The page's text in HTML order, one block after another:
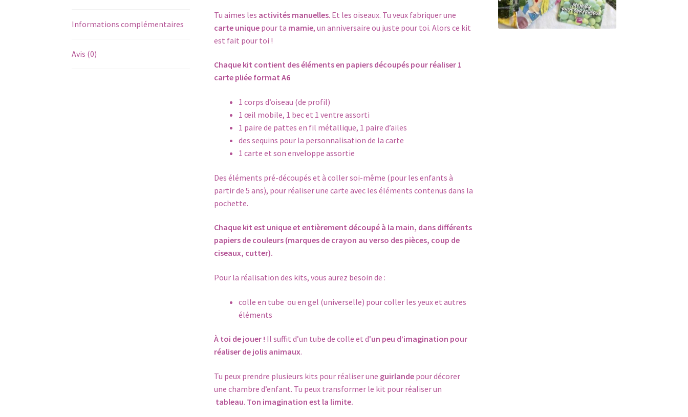
papiers
pré-
découpés
Informations complémentaires
Avis (0)
Tu aimes les activités manuelles. Et les oiseaux. Tu veux fabriquer une
carte uniquepour ta mamie, un anniversaire ou juste pour toi. Alors ce kit
est fait pour toi !
Chaque kit contient des éléments en papiers découpés pour réaliser 1
carte pliéeformat A6
1 corps d’oiseau (de profil)
1 œil mobile, 1 bec et 1 ventre assorti
1 paire de pattes en fil métallique, 1 paire d’ailes
des sequins pour la personnalisation de la carte
1 carte et son enveloppe assortie
Des éléments pré-découpés et à coller soi-même (pour les enfants à
partir de 5 ans), pour réaliser une carte avec les éléments contenus dans la
pochette.
Chaque kit est unique et entièrement découpé à la main, dans différents
papiers de couleurs (marques de crayon au verso des pièces, coup de
ciseaux, cutter).
Pour la réalisation des kits, vous aurez besoin de :
colle en tube ou en gel (universelle) pour coller les yeux et autres
éléments
À toi de jouer ! Il suffit d’un tube de colle et d’un peu d’imagination pour
réaliser de jolis animaux.
Tu peux prendre plusieurs kits pour réaliser une guirlandepour décorer
une chambre d’enfant. Tu peux transformer le kit pour réaliser un
tableau. Ton imagination est la limite.